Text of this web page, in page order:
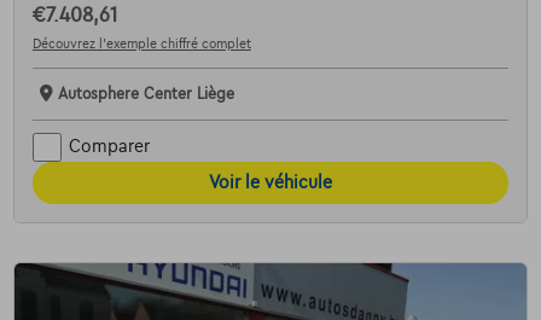
€7.408,61
Découvrez l’exemple chiffré complet
Autosphere Center Liège
Comparer
Voir le véhicule